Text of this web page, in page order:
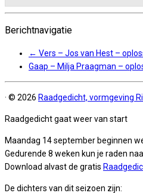
Berichtnavigatie
← Vers – Jos van Hest –
Gaap – Milja Praagman –
· © 2026 Raadgedicht, vormgeving
Raadgedicht gaat weer van start
Maandag 14 september beginnen
Gedurende 8 weken kun je raden
Download alvast de gratis
De dichters van dit seizoen zijn: